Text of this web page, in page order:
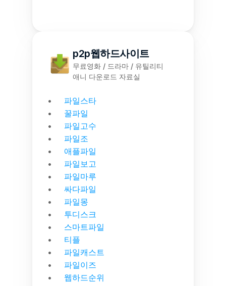
p2p웹하드사이트
무료영화 / 드라마 / 유틸리티
애니 다운로드 자료실
파일스타
꿀파일
파일고수
파일조
애플파일
파일보고
파일마루
싸다파일
파일몽
투디스크
스마트파일
티플
파일캐스트
파일이즈
웹하드순위